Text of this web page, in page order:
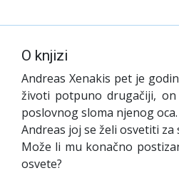
O knjizi
Andreas Xenakis pet je
životi potpuno drugačiji,
poslovnog sloma njenog oca.
Andreas joj se želi osvetiti
Može li mu konačno
osvete?